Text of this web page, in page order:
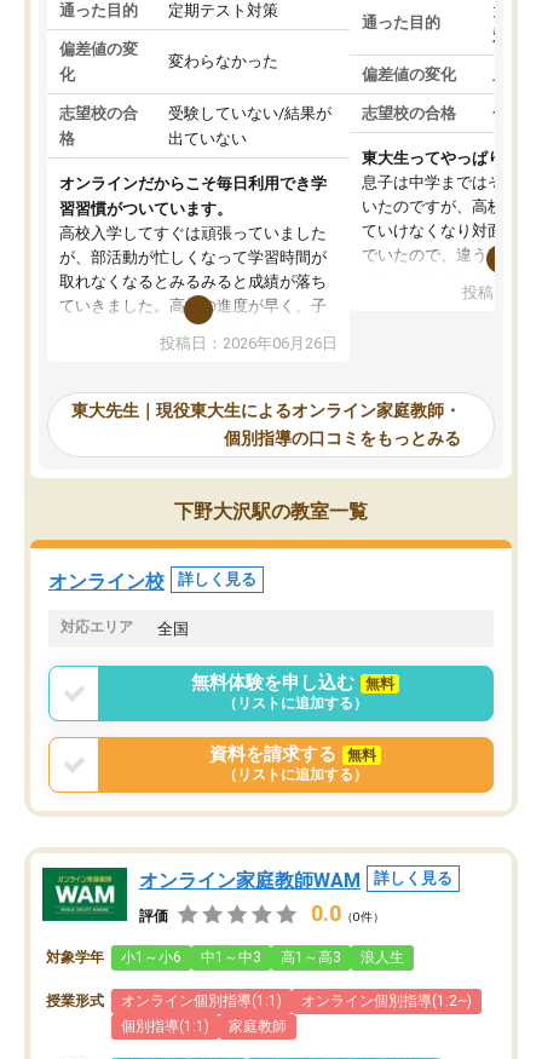
通った目的 定期テスト対策
偏差値の変
化
変わらなかった
志望校の合
格
受験していない/結果が
出ていない
オンラインだからこそ毎日利用でき学
習習慣がついています。
高校入学してすぐは頑張っていました
が、部活動が忙しくなって学習時間が
取れなくなるとみるみると成績が落ち
ていきました。高校の進度が早く、子
供も家に帰って勉強の話すると嫌な反
応を示します。東大先生にお願いして
れるので、親としても安心です。毎日
使える自習室とかもあり、わからない
ところがあれば先生が回答してくれる
のも重宝しています。
投稿日：2026年06月26日
通った目的
大学
対策
偏差値の変化 上が
志望校の合格 合格
東大生ってやっぱりすご
息子は中学まではそこそ
いたのですが、高校に入
ていけなくなり対面の塾
でいたので、違うアプロ
で、当初は模試でD判定
自習室が毎日使えていつ
るのが心強かったよう
謝です。
投稿日：
東大先生｜現役東大生によるオンライン家庭教師・
個別指導の口コミをもっとみる
下野大沢駅の教室一覧
オンライン校 詳しく見る
対応エリア 全国
無料体験を申し込む
無料
（リストに追加する）
資料を請求する
無料
（リストに追加する）
オンライン家庭教師WAM 詳しく見る
評価 0.0 （0件）
対象学年 小1～小6 中1～中3 高1～高3 浪人生
授業形式 オンライン個別指導(1:1)
オンライン個別指導(1:2~)
個別指導(1:1)
家庭教師